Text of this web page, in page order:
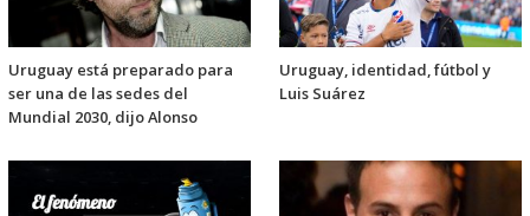
Uruguay está preparado para
ser una de las sedes del
Mundial 2030, dijo Alonso
Uruguay, identidad, fútbol y
Luis Suárez